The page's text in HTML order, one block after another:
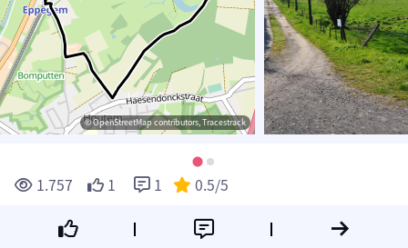
© OpenStreetMap contributors, Tracestrack
1.757 1 1 0.5/5